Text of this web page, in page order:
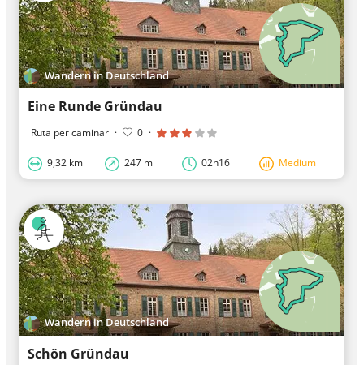
Wandern in Deutschland
Eine Runde Gründau
Ruta per caminar · 0 ·
9,32 km 247 m 02h16 Medium
Wandern in Deutschland
Schön Gründau